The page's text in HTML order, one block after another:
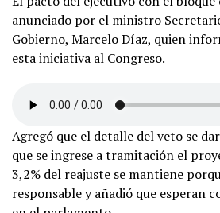
anunciado por el ministro
Gobierno, Marcelo Díaz, quien
esta iniciativa al Congreso.
Agregó que el detalle del veto se
que se ingrese a tramitación el
3,2% del reajuste se mantiene
responsable y añadió que esperan